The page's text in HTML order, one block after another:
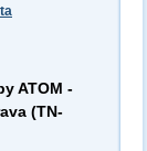
ATOM -
(TN-